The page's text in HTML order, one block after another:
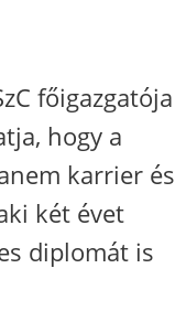
főigazgatója
hogy a
karrier és
két évet
diplomát is